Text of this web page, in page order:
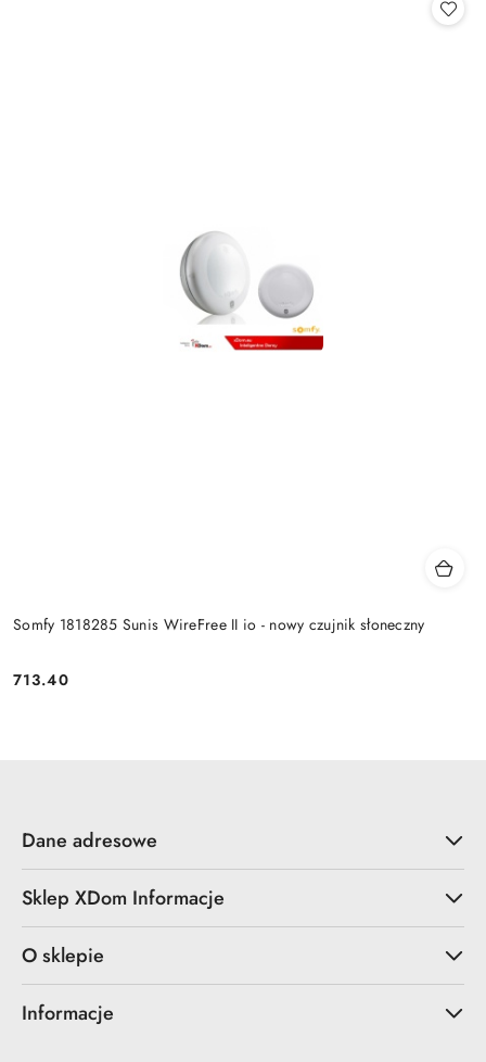
Somfy 1818285 Sunis WireFree II io - nowy czujnik słoneczny
Cena:
713.40
Dane adresowe
Sklep XDom Informacje
O sklepie
Informacje